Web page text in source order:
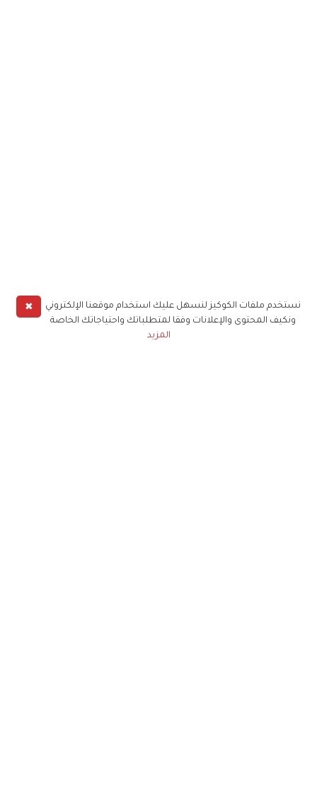
✖
نستخدم ملفات الكوكيز لنسهل عليك استخدام موقعنا الإلكتروني
ونكيف المحتوى والإعلانات وفقا لمتطلباتك واحتياجاتك الخاصة
المزيد